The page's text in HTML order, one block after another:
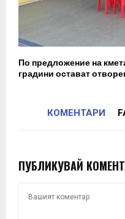
По предложение на
градини остават
КОМЕНТАРИ
ПУБЛИКУВАЙ